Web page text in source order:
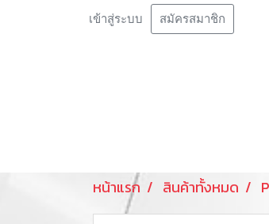
เข้าสู่ระบบ สมัครสมาชิก
หน้าแรก
สินค้าทั้งหมด